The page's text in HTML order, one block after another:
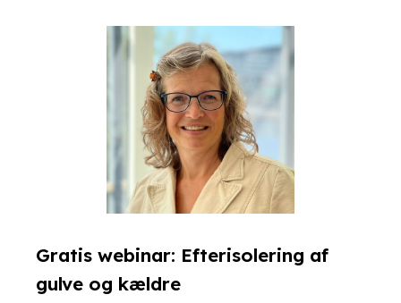
Gratis webinar: Efterisolering af
gulve og kældre